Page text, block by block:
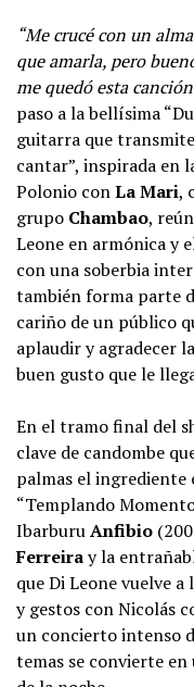
“Me crucé con un
que amarla, pero
me quedó esta
paso a la bellísima
guitarra que
cantar”, inspirada en
Polonio conLa Mari,
grupo Chambao,
Leone en armónica y
con una soberbia
también forma parte
cariño de un público
aplaudir y agradecer
buen gusto que le
En el tramo final del
clave de candombe
palmas el ingrediente
“Templando
IbarburuAnfibio
Ferreiray la
que Di Leone vuelve
y gestos con Nicolás
un concierto intenso
temas se convierte en